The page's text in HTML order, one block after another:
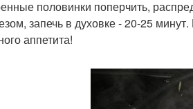
половинки поперчить,
запечь в духовке - 20-25
аппетита!